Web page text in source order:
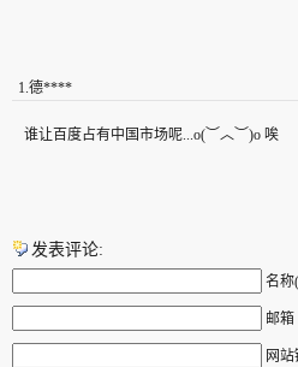
1.德****
谁让百度占有中国市场呢...o(︶︿︶)o 唉
发表评论:
名
邮箱
网